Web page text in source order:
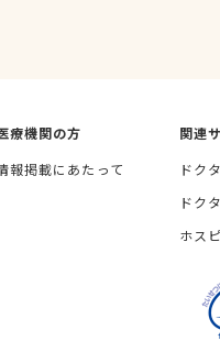
療機関の方
報掲載にあたって
関連
ドク
ドク
ホス